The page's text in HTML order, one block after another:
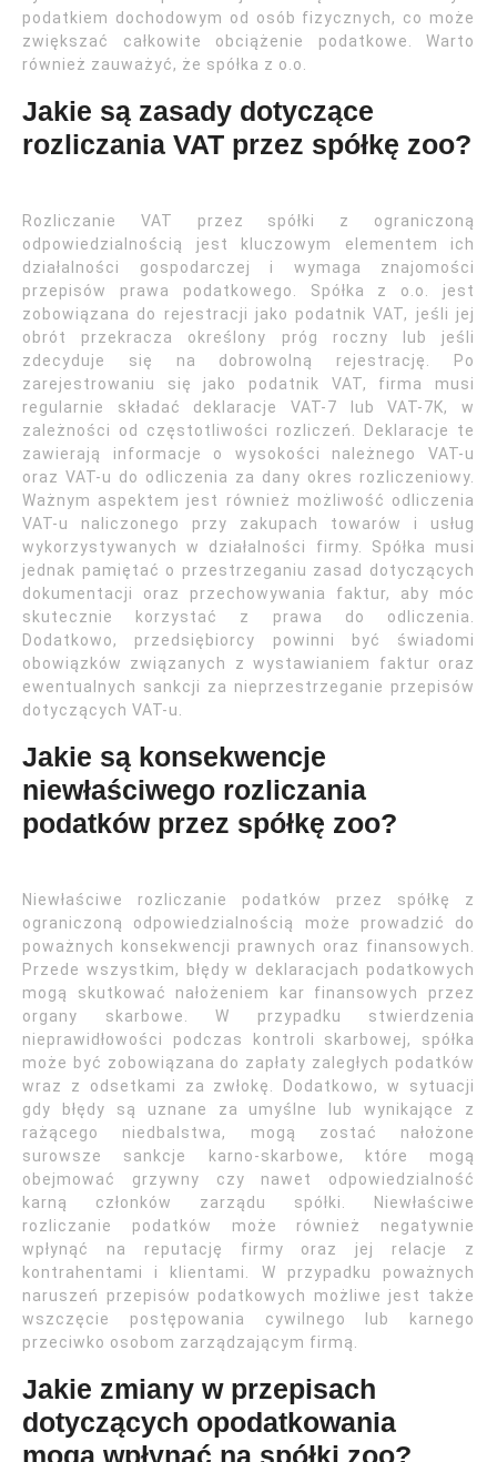
podatkiem dochodowym od osób fizycznych, co może
zwiększać całkowite obciążenie podatkowe. Warto
również zauważyć, że spółka z o.o.
Jakie są zasady dotyczące
rozliczania VAT przez spółkę zoo?
Rozliczanie VAT przez spółki z ograniczoną
odpowiedzialnością jest kluczowym elementem ich
działalności gospodarczej i wymaga znajomości
przepisów prawa podatkowego. Spółka z o.o. jest
zobowiązana do rejestracji jako podatnik VAT, jeśli jej
obrót przekracza określony próg roczny lub jeśli
zdecyduje się na dobrowolną rejestrację. Po
zarejestrowaniu się jako podatnik VAT, firma musi
regularnie składać deklaracje VAT-7 lub VAT-7K, w
zależności od częstotliwości rozliczeń. Deklaracje te
zawierają informacje o wysokości należnego VAT-u
oraz VAT-u do odliczenia za dany okres rozliczeniowy.
Ważnym aspektem jest również możliwość odliczenia
VAT-u naliczonego przy zakupach towarów i usług
wykorzystywanych w działalności firmy. Spółka musi
jednak pamiętać o przestrzeganiu zasad dotyczących
dokumentacji oraz przechowywania faktur, aby móc
skutecznie korzystać z prawa do odliczenia.
Dodatkowo, przedsiębiorcy powinni być świadomi
obowiązków związanych z wystawianiem faktur oraz
ewentualnych sankcji za nieprzestrzeganie przepisów
dotyczących VAT-u.
Jakie są konsekwencje
niewłaściwego rozliczania
podatków przez spółkę zoo?
Niewłaściwe rozliczanie podatków przez spółkę z
ograniczoną odpowiedzialnością może prowadzić do
poważnych konsekwencji prawnych oraz finansowych.
Przede wszystkim, błędy w deklaracjach podatkowych
mogą skutkować nałożeniem kar finansowych przez
organy skarbowe. W przypadku stwierdzenia
nieprawidłowości podczas kontroli skarbowej, spółka
może być zobowiązana do zapłaty zaległych podatków
wraz z odsetkami za zwłokę. Dodatkowo, w sytuacji
gdy błędy są uznane za umyślne lub wynikające z
rażącego niedbalstwa, mogą zostać nałożone
surowsze sankcje karno-skarbowe, które mogą
obejmować grzywny czy nawet odpowiedzialność
karną członków zarządu spółki. Niewłaściwe
rozliczanie podatków może również negatywnie
wpłynąć na reputację firmy oraz jej relacje z
kontrahentami i klientami. W przypadku poważnych
naruszeń przepisów podatkowych możliwe jest także
wszczęcie postępowania cywilnego lub karnego
przeciwko osobom zarządzającym firmą.
Jakie zmiany w przepisach
dotyczących opodatkowania
mogą wpłynąć na spółki zoo?